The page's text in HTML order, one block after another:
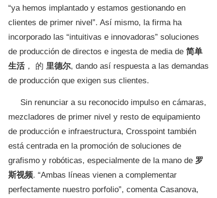
“ya hemos implantado y estamos gestionando en
clientes de primer nivel”. Así mismo, la firma ha
incorporado las “intuitivas e innovadoras” soluciones
de producción de directos e ingesta de media de 简单
生活， 的 里德尔, dando así respuesta a las demandas
de producción que exigen sus clientes.
Sin renunciar a su reconocido impulso en cámaras,
mezcladores de primer nivel y resto de equipamiento
de producción e infraestructura, Crosspoint también
está centrada en la promoción de soluciones de
grafismo y robóticas, especialmente de la mano de 罗
斯视频. “Ambas líneas vienen a complementar
perfectamente nuestro porfolio”, comenta Casanova,